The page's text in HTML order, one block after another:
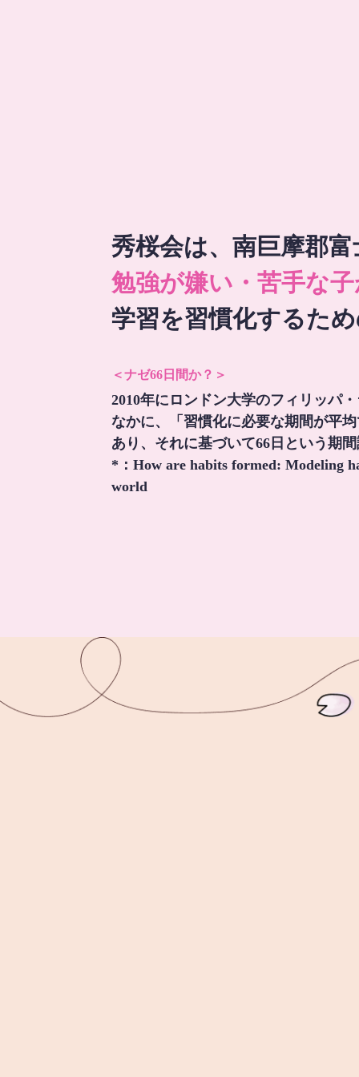
秀桜会は、南巨摩郡
勉強が嫌い・苦手な
学習を習慣化するた
＜ナゼ66日間か？＞
2010年にロンドン大学のフィリッパ
なかに、「習慣化に必要な期間が平
あり、それに基づいて66日という期
*：How are habits formed: Modeling
world